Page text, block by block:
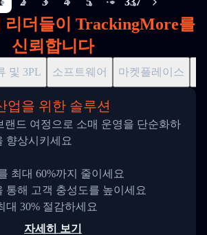
More pages
리더들이 TrackingMore를
신뢰합니다
및 3PL 소프트웨어 마켓플레이스
업을 위한 솔루션
랜드 여정으로 소매 운영을 단순화하
향상시키세요
최대 60%까지 줄이세요
통해 고객 충성도를 높이세요
대 30% 절감하세요
자세히 보기